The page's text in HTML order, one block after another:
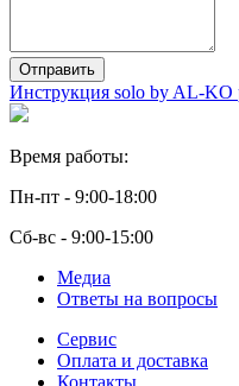
Отправить
Инструкция solo by AL-KO
Время работы:
Пн-пт - 9:00-18:00
Сб-вс - 9:00-15:00
Медиа
Ответы на вопросы
Сервис
Оплата и доставка
Контакты